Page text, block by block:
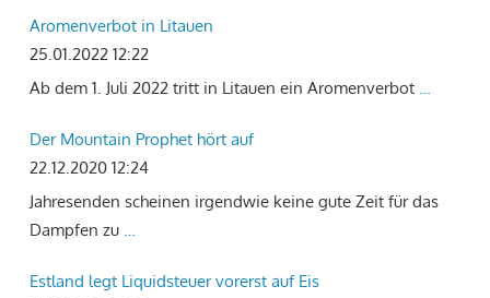
Aromenverbot in Litauen
25.01.2022 12:22
Ab dem 1. Juli 2022 tritt in Litauen ein Aromenverbot …
Der Mountain Prophet hört auf
22.12.2020 12:24
Jahresenden scheinen irgendwie keine gute Zeit für das
Dampfen zu …
Estland legt Liquidsteuer vorerst auf Eis